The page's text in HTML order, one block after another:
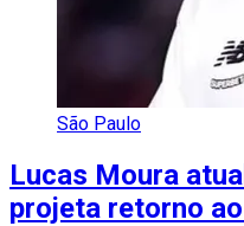
São Paulo
Lucas Moura
projeta retorno